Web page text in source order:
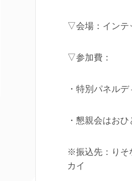
▽会場：インテ
▽参加費：
・特別パネル
・懇親会はお
※振込先：り
カイ